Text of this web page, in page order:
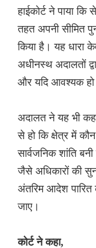
हाईकोर्ट ने पाया
तहत अपनी सीमित
किया है। यह धारा
अधीनस्थ अदालतों
और यदि आवश्यक हो
अदालत ने यह भी
से हो कि क्षेत्र में
सार्वजनिक शांति
जैसे अधिकारों की
अंतरिम आदेश
जाए।
कोर्ट ने कहा,